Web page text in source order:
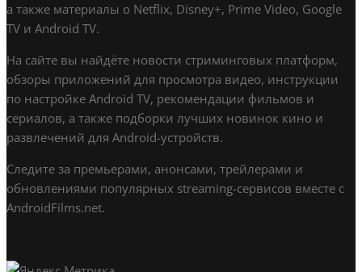
а также материалы о Netflix, Disney+, Prime Video, Google
TV и Android TV.
На сайте вы найдёте новости стриминговых платформ,
обзоры приложений для просмотра видео, инструкции
по настройке Android TV, рекомендации фильмов и
сериалов, а также подборки лучших новинок кино и
развлечений для Android-устройств.
Следите за премьерами, анонсами, трейлерами и
обновлениями популярных streaming-сервисов вместе с
AndroidFilms.net.